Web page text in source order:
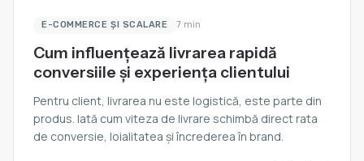
E-COMMERCE ȘI SCALARE 7 min
Cum influențează livrarea rapidă
conversiile și experiența clientului
Pentru client, livrarea nu este logistică, este parte din
produs. Iată cum viteza de livrare schimbă direct rata
de conversie, loialitatea și încrederea în brand.